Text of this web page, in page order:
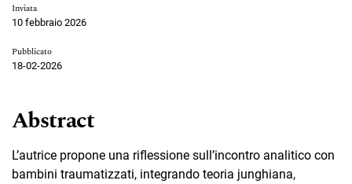
Inviata
10 febbraio 2026
Pubblicato
18-02-2026
Abstract
L’autrice propone una riflessione sull’incontro analitico con
bambini traumatizzati, integrando teoria junghiana,